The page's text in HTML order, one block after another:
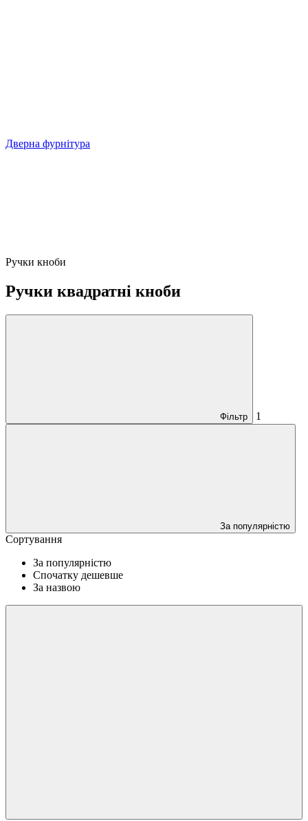
Дверна фурнітура
Ручки кноби
Ручки квадратні кноби
Фільтр 1
За популярністю
Сортування
За популярністю
Спочатку дешевше
За назвою